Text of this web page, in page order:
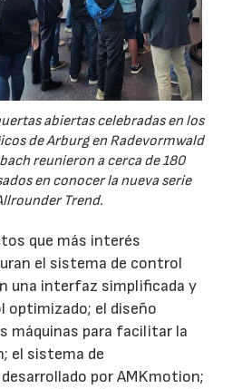
abiertas celebradas en los
de Arburg en Radevormwald
reunieron a cerca de 180
en conocer la nueva serie
Trend.
que más interés
el sistema de control
una interfaz simplificada y
optimizado; el diseño
máquinas para facilitar la
el sistema de
por AMKmotion;